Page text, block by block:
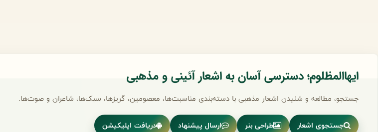
ایهاالمظلوم؛ دسترسی آسان به اشعار آئینی و مذهبی
جستجو، مطالعه و شنیدن اشعار مذهبی با دسته‌بندی مناسبت‌ها، معصومین، گریزها، سبک‌ها، شاعران و صوت‌ها.
جستجوی اشعار طراحی بنر ارسال پیشنهاد دریافت اپلیکیشن